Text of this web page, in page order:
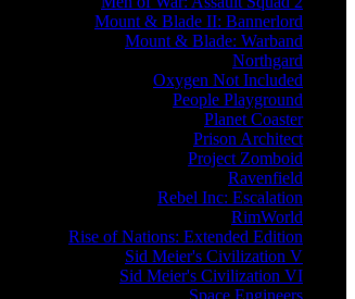
Mount & Blade II: Bannerlord
Mount & Blade: Warband
Northgard
Oxygen Not Included
People Playground
Planet Coaster
Prison Architect
Project Zomboid
Ravenfield
Rebel Inc: Escalation
RimWorld
Rise of Nations: Extended Edition
Sid Meier's Civilization V
Sid Meier's Civilization VI
Space Engineers